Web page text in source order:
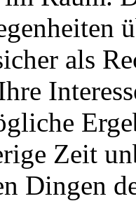
als
Zeit
Dingen